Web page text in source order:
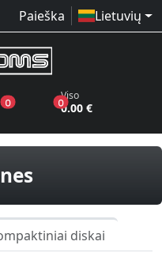
Paieška Lietuvių
0produktai pageidavimų sąraše
0produktai
Viso
0.00 €
vinilinės
diskai